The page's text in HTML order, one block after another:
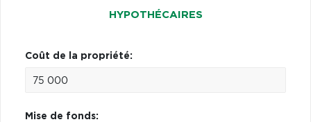
HYPOTHÉCAIRES
Coût de la propriété:
Mise de fonds: